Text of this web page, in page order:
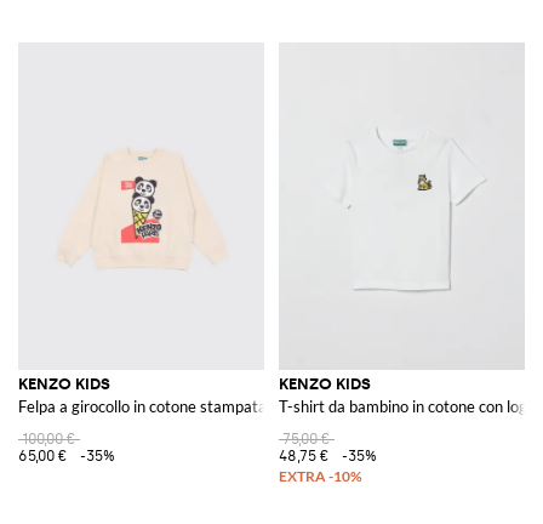
KENZO KIDS
Felpa a girocollo in cotone stampata
100,00 €
65,00 €
-35%
KENZO KIDS
T-shirt da bambino in cotone con
75,00 €
48,75 €
-35%